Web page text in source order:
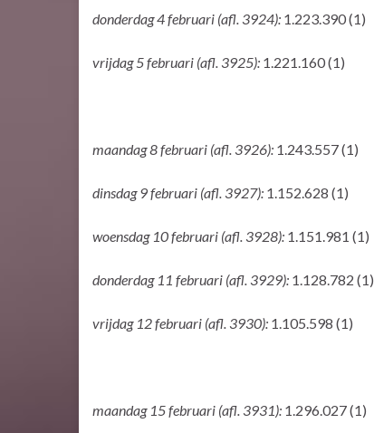
donderdag 4 februari (afl. 3924): 1.223.390 (1)
vrijdag 5 februari (afl. 3925): 1.221.160 (1)
maandag 8 februari (afl. 3926): 1.243.557 (1)
dinsdag 9 februari (afl. 3927): 1.152.628 (1)
woensdag 10 februari (afl. 3928): 1.151.981 (1)
donderdag 11 februari (afl. 3929): 1.128.782 (1)
vrijdag 12 februari (afl. 3930): 1.105.598 (1)
maandag 15 februari (afl. 3931): 1.296.027 (1)